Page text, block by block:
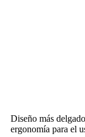
Diseño más
ergonomía para el